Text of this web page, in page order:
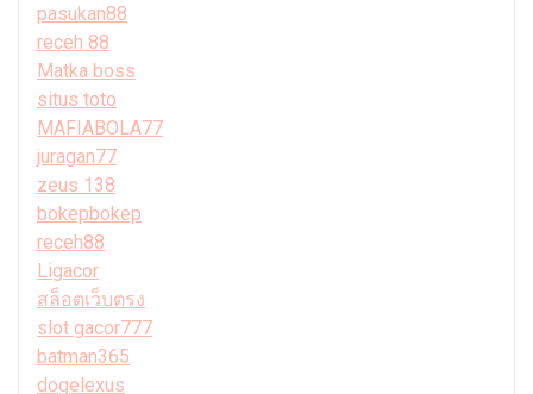
pasukan88
receh 88
Matka boss
situs toto
MAFIABOLA77
juragan77
zeus 138
bokepbokep
receh88
Ligacor
สล็อตเว็บตรง
slot gacor777
batman365
dogelexus